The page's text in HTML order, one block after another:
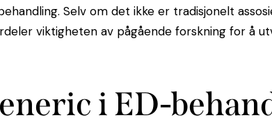
Selv om det ikke er tradisjonelt
viktigheten av pågående forskning for å
i ED-